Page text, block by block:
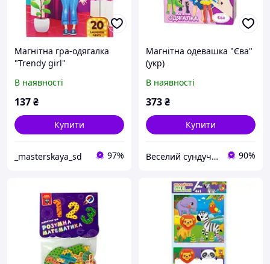
Магнітна гра-одягалка
"Trendy girl"
В наявності
137₴
Купити
_masterskaya_sd 97%
Магнітна одевашка "Єва"
(укр)
В наявності
373₴
Купити
Веселий сундучок 90%